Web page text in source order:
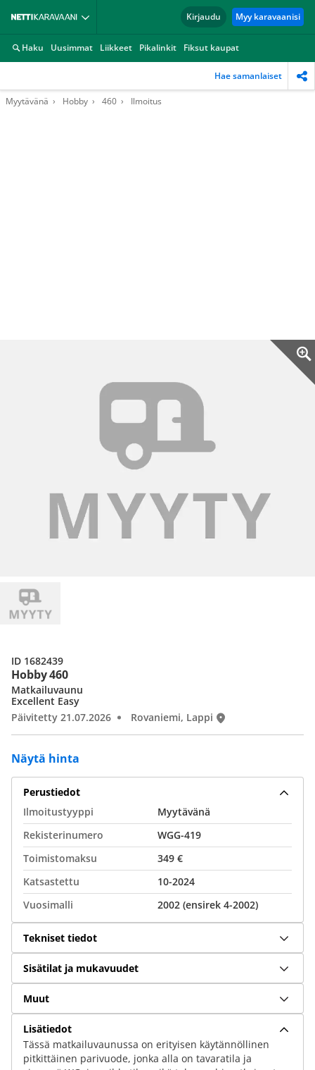
Kirjaudu Myy karavaanisi
Haku Uusimmat Liikkeet Pikalinkit Fiksut kaupat
Hae samanlaiset
Myytävänä Hobby 460 Ilmoitus
Hobby 460
Näytä hinta
Matkailuvaunu
Excellent Easy
Päivitetty 21.07.2026
Rovaniemi, Lappi
ID 1682439
Perustiedot
Ilmoitustyyppi
Myytävänä
Rekisterinumero
WGG-419
Toimistomaksu
349 €
Katsastettu
10-2024
Vuosimalli
2002 (ensirek 4-2002)
Tekniset tiedot
Sisätilat ja mukavuudet
Muut
Lisätiedot
Tässä matkailuvaunussa on erityisen käytännöllinen
pitkittäinen parivuode, jonka alla on tavaratila ja